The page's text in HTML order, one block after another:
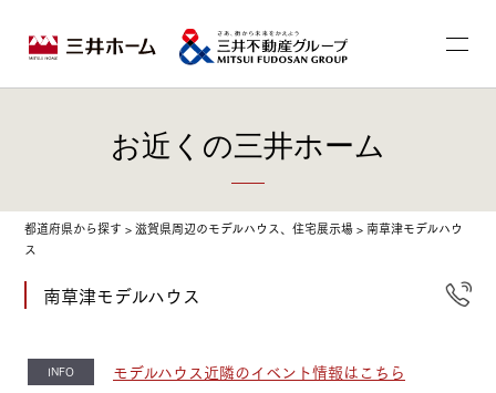
お近くの三井ホーム
都道府県から探す >滋賀県周辺のモデルハウス、住宅展示場>南草津モデルハウ
ス
南草津モデルハウス
INFO モデルハウス近隣のイベント情報はこちら